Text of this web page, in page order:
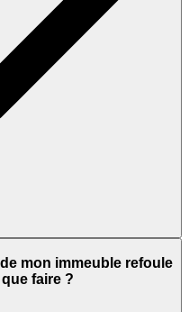
mon immeuble refoule
faire ?